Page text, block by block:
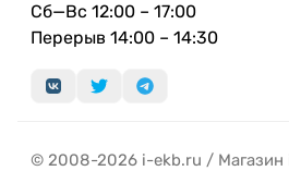
Сб—Вс 12:00 – 17:00
Перерыв 14:00 – 14:30
© 2008-2026 i-ekb.ru / Магазин